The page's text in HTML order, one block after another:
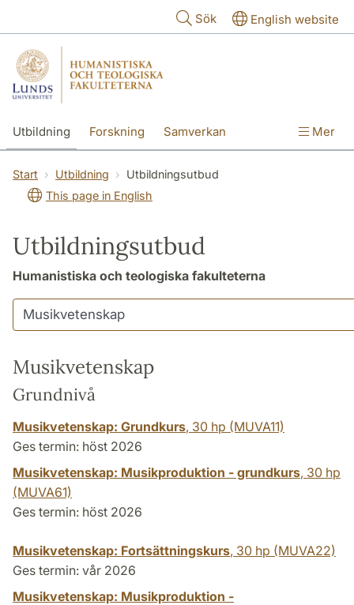
Sök English website
Utbildning Forskning Samverkan Mer
Start Utbildning
Utbildningsutbud
This page in English
Utbildningsutbud
Humanistiska och teologiska fakulteterna
Musikvetenskap
Grundnivå
Musikvetenskap: Grundkurs, 30 hp (MUVA11)
Ges termin: höst 2026
Musikvetenskap: Musikproduktion - grundkurs, 30 hp
(MUVA61)
Ges termin: höst 2026
Musikvetenskap: Fortsättningskurs, 30 hp (MUVA22)
Ges termin: vår 2026
Musikvetenskap: Musikproduktion -